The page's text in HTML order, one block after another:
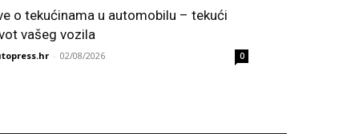
o tekućinama u automobilu – tekući
vašeg vozila
- 02/08/2026 0